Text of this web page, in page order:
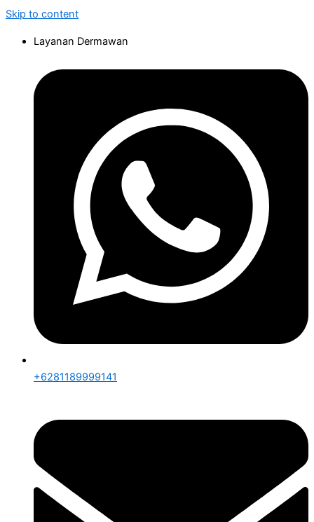
Skip to content
Layanan Dermawan
+6281189999141